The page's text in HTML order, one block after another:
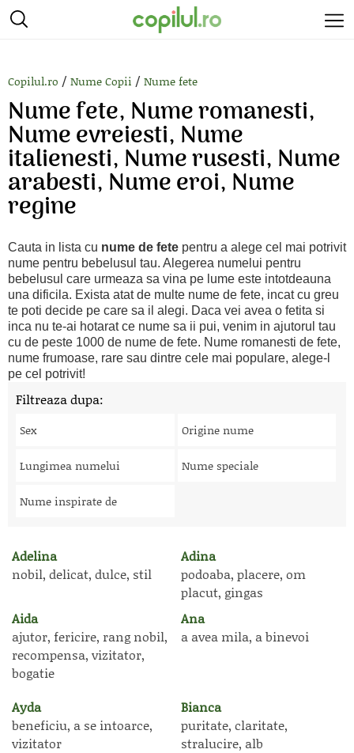
Copilul.ro / Nume Copii / Nume fete
Nume fete, Nume romanesti,
Nume evreiesti, Nume
italienesti, Nume rusesti, Nume
arabesti, Nume eroi, Nume
regine
Cauta in lista cu nume de fete pentru a alege cel mai potrivit
nume pentru bebelusul tau. Alegerea numelui pentru
bebelusul care urmeaza sa vina pe lume este intotdeauna
una dificila. Exista atat de multe nume de fete, incat cu greu
te poti decide pe care sa il alegi. Daca vei avea o fetita si
inca nu te-ai hotarat ce nume sa ii pui, venim in ajutorul tau
cu de peste 1000 de nume de fete. Nume romanesti de fete,
nume frumoase, rare sau dintre cele mai populare, alege-l
pe cel potrivit!
Filtreaza dupa:
Sex Origine nume
Lungimea numelui Nume speciale
Nume inspirate de
Adelina
nobil, delicat, dulce, stil
Adina
podoaba, placere, om
placut, gingas
Aida
ajutor, fericire, rang nobil,
recompensa, vizitator,
bogatie
Ana
a avea mila, a binevoi
Ayda
beneficiu, a se intoarce,
vizitator
Bianca
puritate, claritate,
stralucire, alb